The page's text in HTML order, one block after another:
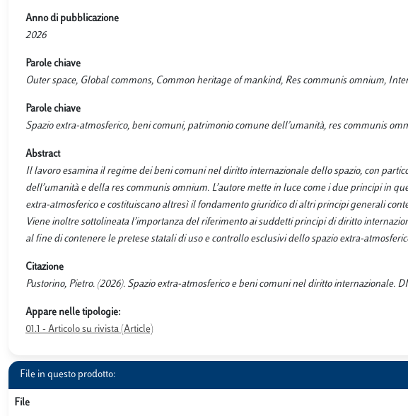
Anno di pubblicazione
2026
Parole chiave
Outer space, Global commons, Common heritage of mankind, Res communis omnium,
Parole chiave
Spazio extra-atmosferico, beni comuni, patrimonio comune dell’umanità, res communis
Abstract
Il lavoro esamina il regime dei beni comuni nel diritto internazionale dello spazio, con
dell’umanità e della res communis omnium. L’autore mette in luce come i due principi in
extra-atmosferico e costituiscano altresì il fondamento giuridico di altri principi generali
Viene inoltre sottolineata l’importanza del riferimento ai suddetti principi di diritto
al fine di contenere le pretese statali di uso e controllo esclusivi dello spazio extra-
Citazione
Pustorino, Pietro. (2026). Spazio extra-atmosferico e beni comuni nel diritto internazionale.
Appare nelle tipologie:
01.1 - Articolo su rivista (Article)
File in questo prodotto:
File